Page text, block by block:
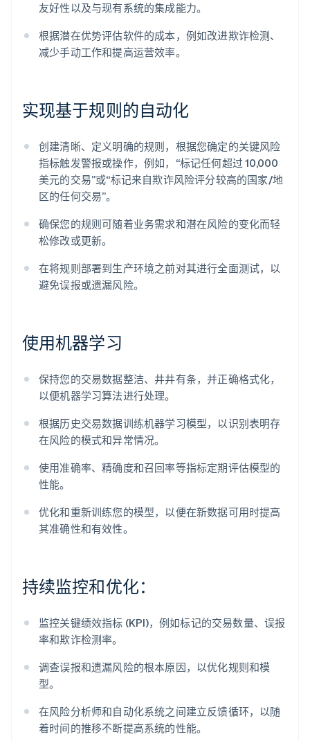
友好性以及与现有系统的集成能力。
根据潜在优势评估软件的成本，例如改进欺诈检测、
减少手动工作和提高运营效率。
实现基于规则的自动化
创建清晰、定义明确的规则，根据您确定的关键风险
指标触发警报或操作，例如，“标记任何超过 10,000
美元的交易”或“标记来自欺诈风险评分较高的国家/地
区的任何交易”。
确保您的规则可随着业务需求和潜在风险的变化而轻
松修改或更新。
在将规则部署到生产环境之前对其进行全面测试，以
避免误报或遗漏风险。
使用机器学习
保持您的交易数据整洁、井井有条，并正确格式化，
以便机器学习算法进行处理。
根据历史交易数据训练机器学习模型，以识别表明存
在风险的模式和异常情况。
使用准确率、精确度和召回率等指标定期评估模型的
性能。
优化和重新训练您的模型，以便在新数据可用时提高
其准确性和有效性。
持续监控和优化：
监控关键绩效指标 (KPI)，例如标记的交易数量、误报
率和欺诈检测率。
调查误报和遗漏风险的根本原因，以优化规则和模
型。
在风险分析师和自动化系统之间建立反馈循环，以随
着时间的推移不断提高系统的性能。